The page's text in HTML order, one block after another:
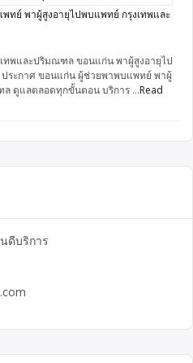
ทย์ พาผู้สูงอายุไปพบแพทย์ กรุงเทพและ
ทพและปริมณฑล ขอนแก่น พาผู้สูงอายุไป
ระกาศ ขอนแก่น ผู้ช่วยพาพบแพทย์ พาผู้
ล ดูแลตลอดทุกขั้นตอน บริการ …Read
ดีบริการ